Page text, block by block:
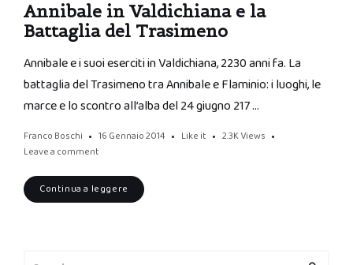
Annibale in Valdichiana e la
Battaglia del Trasimeno
Annibale e i suoi eserciti in Valdichiana, 2230 anni fa. La
battaglia del Trasimeno tra Annibale e Flaminio: i luoghi, le
marce e lo scontro all’alba del 24 giugno 217 …
Franco Boschi 16 Gennaio 2014 Like it 2.3K Views
Leave a comment
Continua a leggere